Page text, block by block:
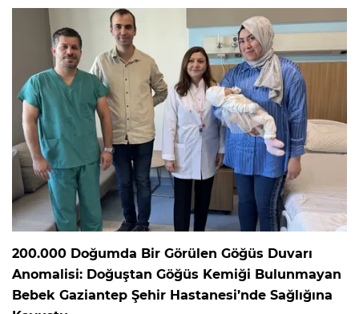
200.000 Doğumda Bir Görülen Göğüs Duvarı
Anomalisi: Doğuştan Göğüs Kemiği Bulunmayan
Bebek Gaziantep Şehir Hastanesi’nde Sağlığına